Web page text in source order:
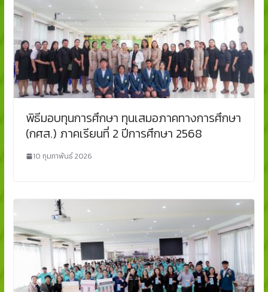
พิธีมอบทุนการศึกษา ทุนเสมอภาคทางการศึกษา
(กศส.) ภาคเรียนที่ 2 ปีการศึกษา 2568
10 กุมภาพันธ์ 2026